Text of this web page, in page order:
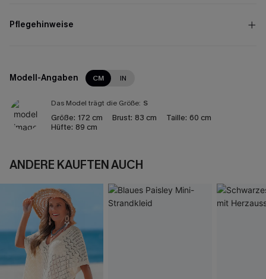
Pflegehinweise
Modell-Angaben CM IN
Das Model trägt die Größe: S
Größe: 172 cm Brust: 83 cm Taille: 60 cm
Hüfte: 89 cm
ANDERE KAUFTEN AUCH